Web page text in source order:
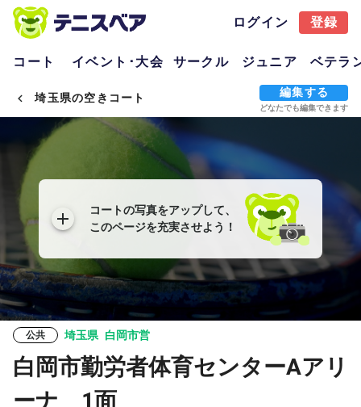
ログイン 登録
コート イベント･大会 サークル ジュニア ベテラ
埼玉県の空きコート 編集する
どなたでも編集できます
コートの写真をアップして、
このページを充実させよう！
公共 埼玉県 白岡市営
白岡市勤労者体育センターAアリ
ーナ 1面